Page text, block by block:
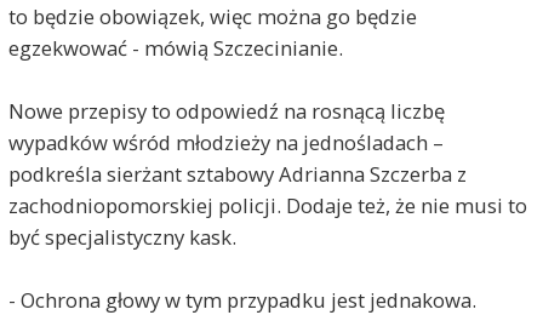
to będzie obowiązek, więc można go będzie
egzekwować - mówią Szczecinianie.
Nowe przepisy to odpowiedź na rosnącą liczbę
wypadków wśród młodzieży na jednośladach –
podkreśla sierżant sztabowy Adrianna Szczerba z
zachodniopomorskiej policji. Dodaje też, że nie musi to
być specjalistyczny kask.
- Ochrona głowy w tym przypadku jest jednakowa.